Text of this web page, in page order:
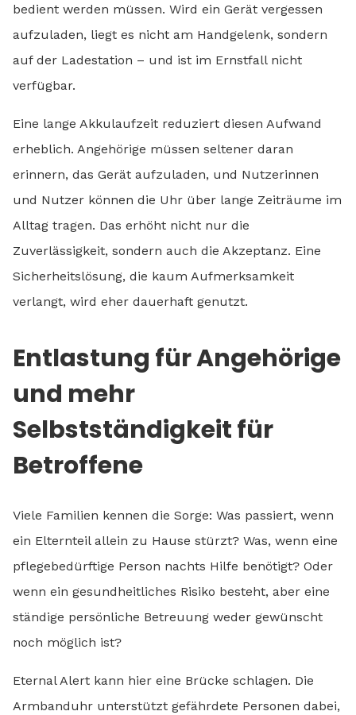
bedient werden müssen. Wird ein Gerät vergessen
aufzuladen, liegt es nicht am Handgelenk, sondern
auf der Ladestation – und ist im Ernstfall nicht
verfügbar.
Eine lange Akkulaufzeit reduziert diesen Aufwand
erheblich. Angehörige müssen seltener daran
erinnern, das Gerät aufzuladen, und Nutzerinnen
und Nutzer können die Uhr über lange Zeiträume im
Alltag tragen. Das erhöht nicht nur die
Zuverlässigkeit, sondern auch die Akzeptanz. Eine
Sicherheitslösung, die kaum Aufmerksamkeit
verlangt, wird eher dauerhaft genutzt.
Entlastung für Angehörige
und mehr
Selbstständigkeit für
Betroffene
Viele Familien kennen die Sorge: Was passiert, wenn
ein Elternteil allein zu Hause stürzt? Was, wenn eine
pflegebedürftige Person nachts Hilfe benötigt? Oder
wenn ein gesundheitliches Risiko besteht, aber eine
ständige persönliche Betreuung weder gewünscht
noch möglich ist?
Eternal Alert kann hier eine Brücke schlagen. Die
Armbanduhr unterstützt gefährdete Personen dabei,